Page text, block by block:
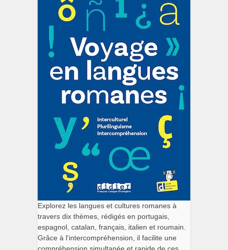
Explorez les langues et cultures romanes à
travers dix thèmes, rédigés en portugais,
espagnol, catalan, français, italien et roumain.
Grâce à l'intercompréhension, il facilite une